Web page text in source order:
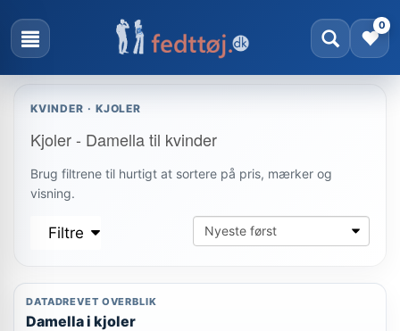
0
KVINDER · KJOLER
Kjoler - Damella til kvinder
Brug filtrene til hurtigt at sortere på pris, mærker og
visning.
Filtre
DATADREVET OVERBLIK
Damella i kjoler